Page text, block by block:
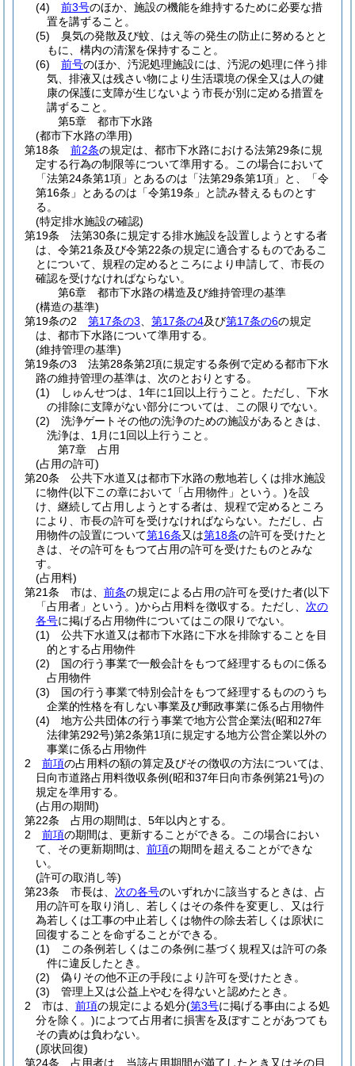
(4)
前3号のほか、施設の機能を維持するために必要な措
置を講ずること。
(5)
臭気の発散及び蚊、はえ等の発生の防止に努めるとと
もに、構内の清潔を保持すること。
(6)
前号のほか、汚泥処理施設には、汚泥の処理に伴う排
気、排液又は残さい物により生活環境の保全又は人の健
康の保護に支障が生じないよう市長が別に定める措置を
講ずること。
第5章
都市下水路
(都市下水路の準用)
第18条
前2条の規定は、都市下水路における法第29条に規
定する行為の制限等について準用する。
この場合において
「法第24条第1項」とあるのは「法第29条第1項」と、「令
第16条」とあるのは「令第19条」と読み替えるものとす
る。
(特定排水施設の確認)
第19条
法第30条に規定する排水施設を設置しようとする者
は、令第21条及び令第22条の規定に適合するものであるこ
とについて、規程の定めるところにより申請して、市長の
確認を受けなければならない。
第6章
都市下水路の構造及び維持管理の基準
(構造の基準)
第19条の2
第17条の3 第17条の4及び第17条の6の規定
は、都市下水路について準用する。
(維持管理の基準)
第19条の3
法第28条第2項に規定する条例で定める都市下水
路の維持管理の基準は、次のとおりとする。
(1)
しゅんせつは、1年に1回以上行うこと。 ただし、下水
の排除に支障がない部分については、この限りでない。
(2)
洗浄ゲートその他の洗浄のための施設があるときは、
洗浄は、1月に1回以上行うこと。
第7章
占用
(占用の許可)
第20条
公共下水道又は都市下水路の敷地若しくは排水施設
に物件(以下この章において「占用物件」という。)を設
け、継続して占用しようとする者は、規程で定めるところ
により、市長の許可を受けなければならない。 ただし、占
用物件の設置について第16条又は第18条の許可を受けたと
きは、その許可をもつて占用の許可を受けたものとみな
す。
(占用料)
第21条
市は、 前条の規定による占用の許可を受けた者(以下
「占用者」という。)から占用料を徴収する。 ただし、 次の
各号に掲げる占用物件についてはこの限りでない。
(1)
公共下水道又は都市下水路に下水を排除することを目
的とする占用物件
(2)
国の行う事業で一般会計をもつて経理するものに係る
占用物件
(3)
国の行う事業で特別会計をもつて経理するもののうち
企業的性格を有しない事業及び郵政事業に係る占用物件
(4)
地方公共団体の行う事業で地方公営企業法(昭和27年
法律第292号)第2条第1項に規定する地方公営企業以外の
事業に係る占用物件
2
前項の占用料の額の算定及びその徴収の方法については、
日向市道路占用料徴収条例(昭和37年日向市条例第21号)の
規定を準用する。
(占用の期間)
第22条
占用の期間は、5年以内とする。
2
前項の期間は、更新することができる。
この場合におい
て、その更新期間は、 前項の期間を超えることができな
い。
(許可の取消し等)
第23条
市長は、 次の各号のいずれかに該当するときは、占
用の許可を取り消し、若しくはその条件を変更し、又は行
為若しくは工事の中止若しくは物件の除去若しくは原状に
回復することを命ずることができる。
(1)
この条例若しくはこの条例に基づく規程又は許可の条
件に違反したとき。
(2)
偽りその他不正の手段により許可を受けたとき。
(3)
管理上又は公益上やむを得ないと認めたとき。
2
市は、 前項の規定による処分(第3号に掲げる事由による処
分を除く。)によつて占用者に損害を及ぼすことがあつても
その責めは負わない。
(原状回復)
第24条
占用者は、当該占用期間が満了したとき又はその目